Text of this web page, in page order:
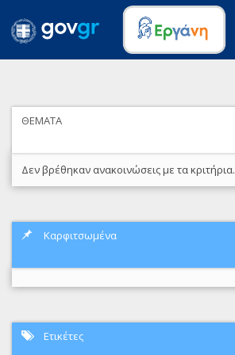
ΘΕΜΑΤΑ
Δεν βρέθηκαν ανακοινώσεις με τα κριτήρια.
Καρφιτσωμένα
Ετικέτες